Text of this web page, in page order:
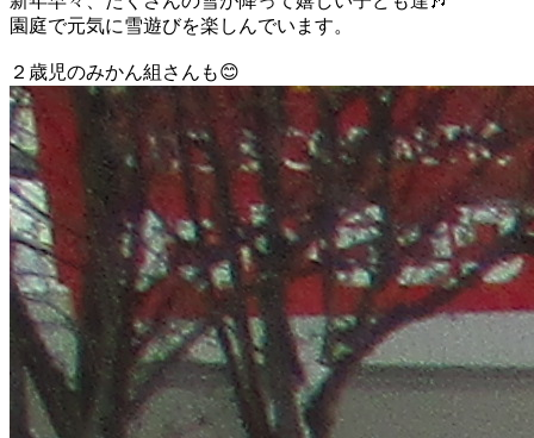
園庭で元気に雪遊びを楽しんでいます。
２歳児のみかん組さんも😊